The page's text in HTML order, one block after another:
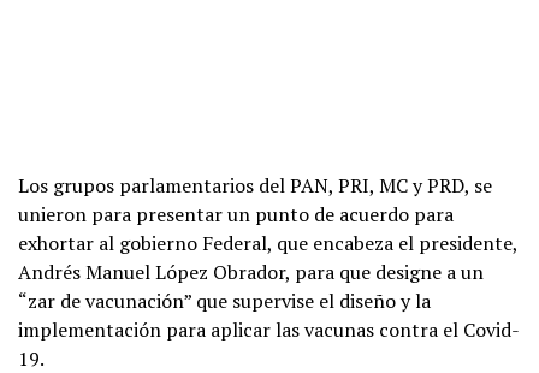
Los grupos parlamentarios del PAN, PRI, MC y PRD, se
unieron para presentar un punto de acuerdo para
exhortar al gobierno Federal, que encabeza el presidente,
Andrés Manuel López Obrador, para que designe a un
“zar de vacunación” que supervise el diseño y la
implementación para aplicar las vacunas contra el Covid-
19.